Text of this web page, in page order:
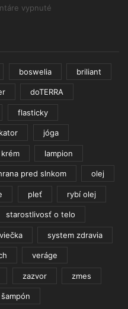
vypnuté
boswelia briliant
doTERRA
flasticky
jóga
krém lampion
pred slnkom olej
pleť rybí olej
starostlivosť o telo
system zdravia
veráge
zazvor zmes
šampón